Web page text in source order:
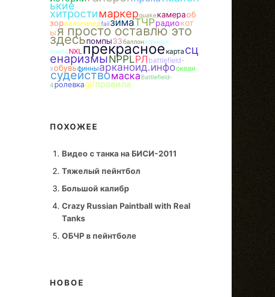
ькие
хитростимаркерquakeкамераоб
зорвелосипед fail зимаТЧРрадиокот
ыя просто оставлю это
здесьпомпыЗЗбаллонатомная
бомба NXL прекрасноекартасц
енаризмыNPPLРЛbattlefield-
xобувьфинныарканоид.инфоокеан
судействомаска Battlefield-
4 ролевкаgifправила
ПОХОЖЕЕ
Видео с танка на БИСИ-2011
Тяжелый пейнтбол
Большой калибр
Crazy Russian Paintball with Real
Tanks
ОБЧР в пейнтболе
НОВОЕ